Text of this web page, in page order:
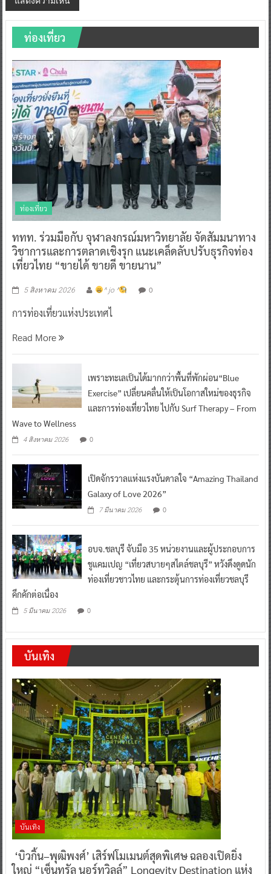
ท่องเที่ยว
ท่องเที่ยว
ททท. ร่วมมือกับ จุฬาลงกรณ์มหาวิทยาลัย จัดสัมมนาทาง
วิชาการและการตลาดเชิงรุก แนะเคล็ดลับปรับธุรกิจท่อง
เที่ยวไทย “ขายได้ ขายดี ขายนาน”
5 สิงหาคม 2026 ^ jo ^ 0
การท่องเที่ยวแห่งประเทศไ
Read More
เพราะทะเลเป็นได้มากกว่าพื้นที่พักผ่อน“Blue
Exercise” เปลี่ยนคลื่นให้เป็นโอกาสใหม่ของธุรกิจ
และการท่องเที่ยวไทย ไปกับ Surf Therapy – From
Wave to Wellness
4 สิงหาคม 2026 0
เปิดจักรวาลแห่งแรงบันดาลใจ “Amazing Thailand
Galaxy of Love 2026”
7 มีนาคม 2026 0
อบจ.ชลบุรี จับมือ 35 หน่วยงานและผู้ประกอบการ
ชูแคมเปญ “เที่ยวสบายๆสไตล์ชลบุรี” หวังดึงดูดนัก
ท่องเที่ยวชาวไทย และกระตุ้นการท่องเที่ยวชลบุรี
คึกคักต่อเนื่อง
5 มีนาคม 2026 0
บันเทิง
บันเทิง
‘บิวกิ้น–พุฒิพงศ์’ เสิร์ฟโมเมนต์สุดพิเศษ ฉลองเปิดยิ่ง
ใหญ่ “เซ็นทรัล นอร์ทวิลล์” Longevity Destination แห่ง